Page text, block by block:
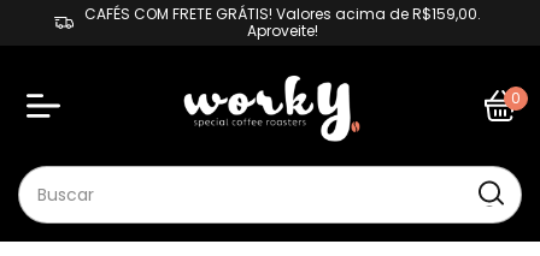
CAFÉS COM FRETE GRÁTIS! Valores acima de R$159,00.
Aproveite!
0